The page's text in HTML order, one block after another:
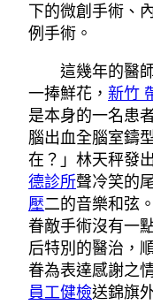
下的微創手術、
例手術。
這幾年的醫
一捧鮮花， 新竹
是本身的一名患
腦出血全腦室鑄
在？」林天秤發
德診所聲冷笑的
壓二的音樂和弦
眷敵手術沒有一
后特別的醫治，
眷為表達感謝之
員工健檢送錦旗